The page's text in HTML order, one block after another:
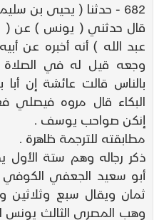
682 - حدثنا ( يحيى بن
قال حدثني ( يونس ) عن (
عبد الله ) أنه أخبره عن
وجعه قيل له في الصلاة
بالناس قالت عائشة إن أبا
البكاء قال مروه فيصلي
إنكن صواحب يوسف .
مطابقته للترجمة ظاهرة .
ذكر رجاله وهم ستة
أبو سعيد الجعفي
ثمان ويقال سبع وثلاثين
وهب المصري الثالث يونس